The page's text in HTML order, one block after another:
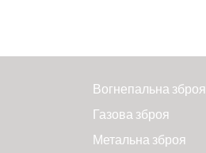
Вогнепальна зброя
Газова зброя
Метальна зброя